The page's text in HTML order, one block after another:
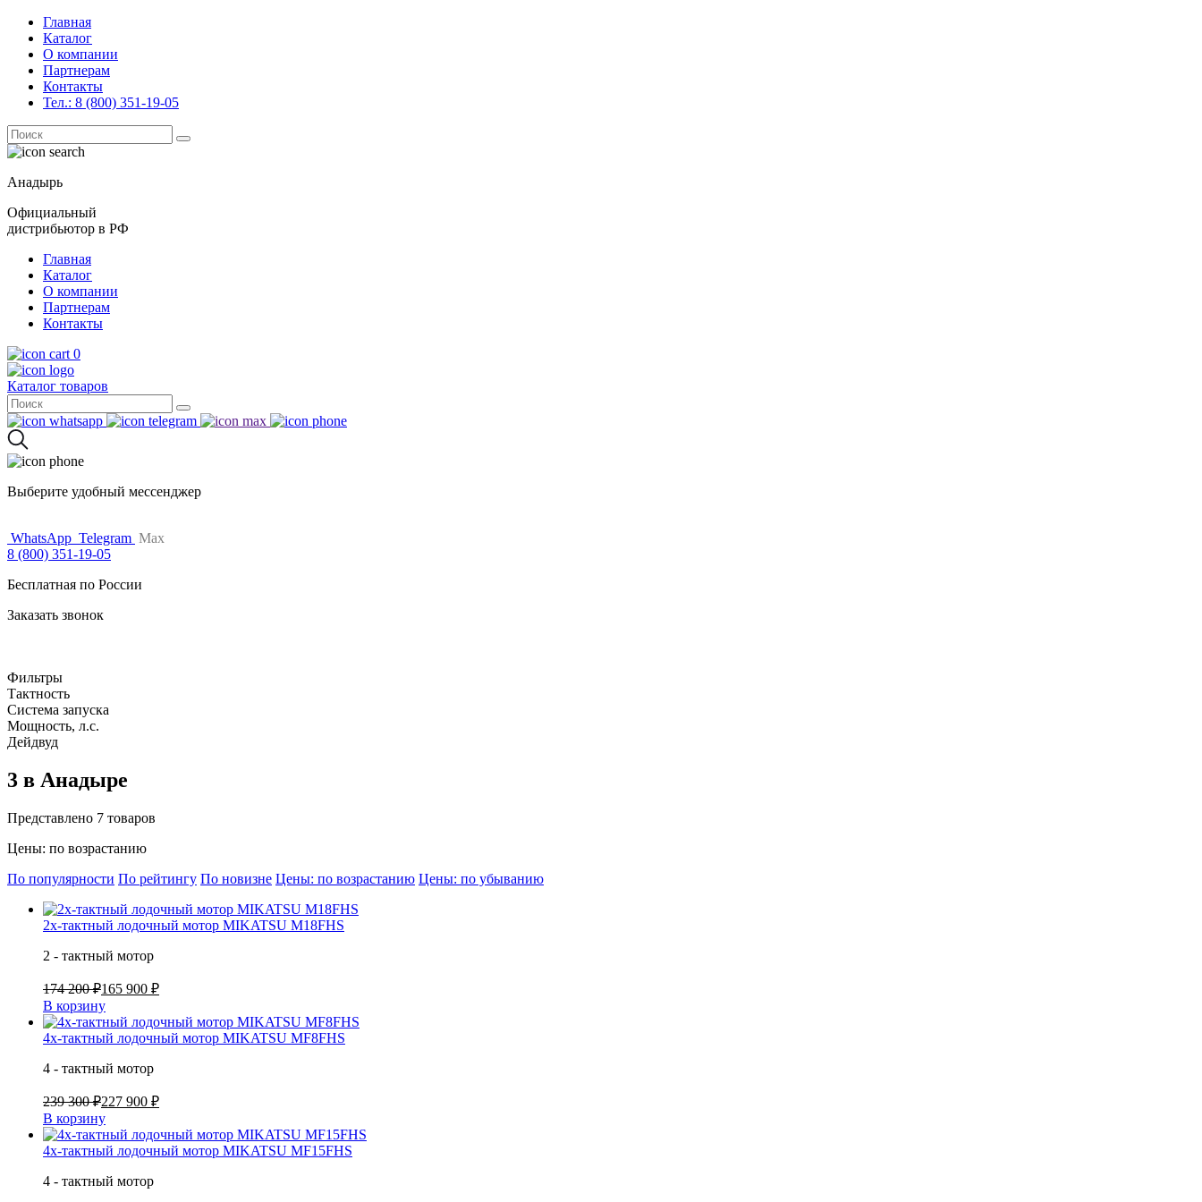
Главная
Каталог
О компании
Партнерам
Контакты
Тел.: 8 (800) 351-19-05
Поиск
for:
Анадырь
Официальный
дистрибьютор в РФ
Главная
Каталог
О компании
Партнерам
Контакты
0
Каталог товаров
Поиск
for:
Выберите удобный мессенджер
WhatsApp Telegram Max
8 (800) 351-19-05
Бесплатная по России
Заказать звонок
Фильтры
Тактность
Система запуска
Мощность, л.с.
Дейдвуд
3 в Анадыре
Представлено 7 товаров
Цены: по возрастанию
По популярности По рейтингу По новизне Цены: по возрастанию Цены: по убыванию
2х-тактный лодочный мотор MIKATSU M18FHS
2 - тактный мотор
174 200 ₽165 900 ₽
В корзину
4х-тактный лодочный мотор MIKATSU MF8FHS
4 - тактный мотор
239 300 ₽227 900 ₽
В корзину
4х-тактный лодочный мотор MIKATSU MF15FHS
4 - тактный мотор